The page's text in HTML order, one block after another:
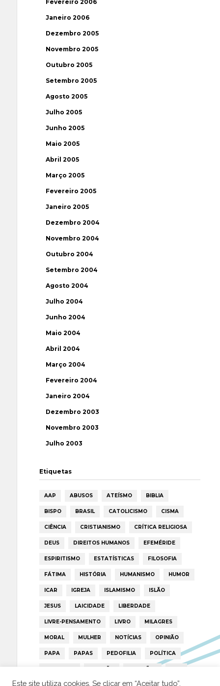
Fevereiro 2006
Janeiro 2006
Dezembro 2005
Novembro 2005
Outubro 2005
Setembro 2005
Agosto 2005
Julho 2005
Junho 2005
Maio 2005
Abril 2005
Março 2005
Fevereiro 2005
Janeiro 2005
Dezembro 2004
Novembro 2004
Outubro 2004
Setembro 2004
Agosto 2004
Julho 2004
Junho 2004
Maio 2004
Abril 2004
Março 2004
Fevereiro 2004
Janeiro 2004
Dezembro 2003
Novembro 2003
Julho 2003
Etiquetas
AAP ABUSOS ATEÍSMO BIBLIA
BISPO BRASIL CATOLICISMO CISMA
CIÊNCIA CRISTIANISMO CRÍTICA RELIGIOSA
DEUS DIREITOS HUMANOS EFEMÉRIDE
ESPIRITISMO ESTATÍSTICAS FILOSOFIA
FÁTIMA HISTÓRIA HUMANISMO HUMOR
ICAR IGREJA ISLAMISMO ISLÃO
JESUS LAICIDADE LIBERDADE
LIVRE-PENSAMENTO LIVRO MILAGRES
MORAL MULHER NOTÍCIAS OPINIÃO
PAPA PAPAS PEDOFILIA POLÍTICA
PORTUGAL RELIGIÃO RELIGIÕES RTP
Este site utiliza cookies. Se clicar em “Aceitar tudo”,